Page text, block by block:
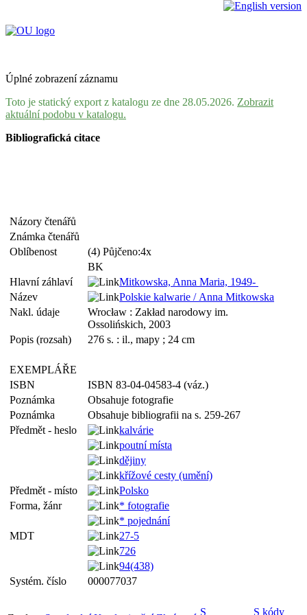
Úplné zobrazení záznamu
Toto je statický export z katalogu ze dne 28.05.2026. Zobrazit
aktuální podobu v katalogu.
Bibliografická citace
Názory čtenářů
Známka čtenářů
Oblíbenost
(4) Půjčeno:4x
BK
Hlavní záhlaví
Mitkowska, Anna Maria, 1949-
Název
Polskie kalwarie / Anna Mitkowska
Nakl. údaje
Wrocław : Zakład narodowy im.
Ossolińskich, 2003
Popis (rozsah)
276 s. : il., mapy ; 24 cm
EXEMPLÁŘE
ISBN
ISBN 83-04-04583-4 (váz.)
Poznámka
Obsahuje fotografie
Poznámka
Obsahuje bibliografii na s. 259-267
Předmět - heslo
kalvárie
poutní místa
dějiny
křížové cesty (umění)
Předmět - místo
Polsko
Forma, žánr
* fotografie
* pojednání
MDT
27-5
726
94(438)
Systém. číslo
000077037
S S kódy